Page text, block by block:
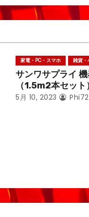
家電・PC・スマホ 雑貨・
サンワサプライ
（1.5m2本セッ
5月 10, 2023